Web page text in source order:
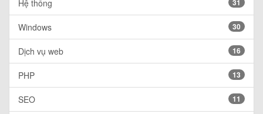
Hệ thống 31
Windows 30
Dịch vụ web 16
PHP 13
SEO 11